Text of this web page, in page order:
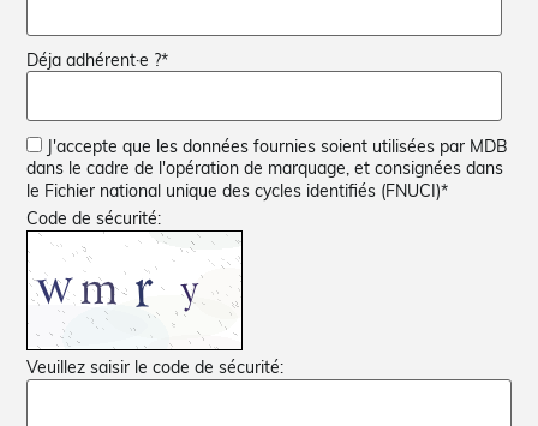
Déja adhérent·e ?*
J'accepte que les données fournies soient utilisées par MDB
dans le cadre de l'opération de marquage, et consignées dans
le Fichier national unique des cycles identifiés (FNUCI)*
Code de sécurité:
Veuillez saisir le code de sécurité: